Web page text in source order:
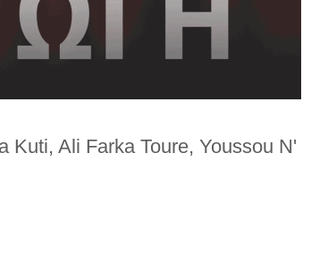
Kuti, Ali Farka Toure, Youssou N'